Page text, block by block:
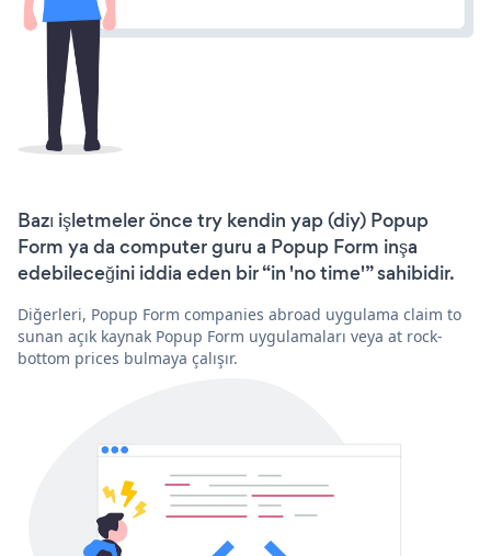
Bazı işletmeler önce try kendin yap (diy) Popup
Form ya da computer guru a Popup Form inşa
edebileceğini iddia eden bir “in 'no time'” sahibidir.
Diğerleri, Popup Form companies abroad uygulama claim to
sunan açık kaynak Popup Form uygulamaları veya at rock-
bottom prices bulmaya çalışır.